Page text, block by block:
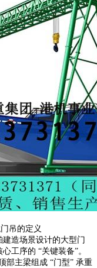
吊的定义
造场景设计的大型门
工序的 “关键装备”。
部主梁组成 “门型” 承重